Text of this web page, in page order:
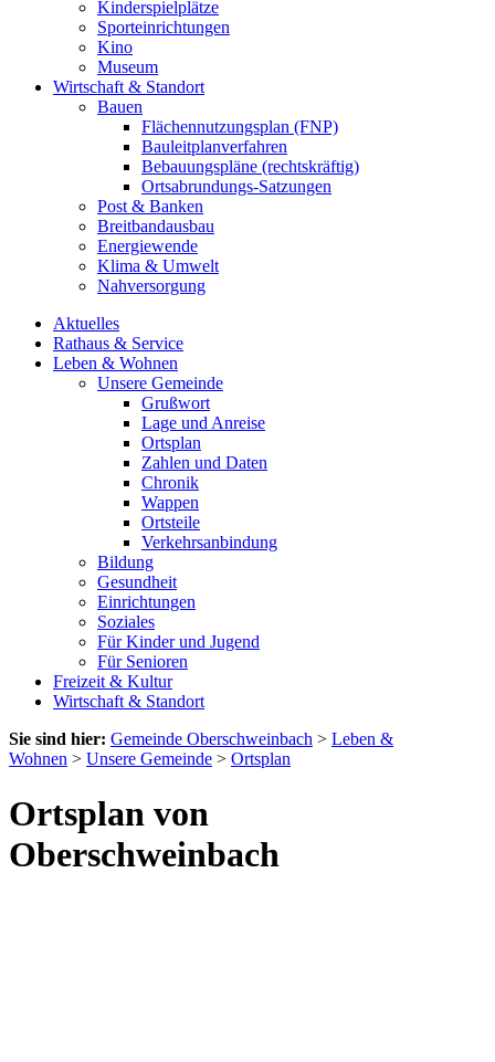
Kinderspielplätze
Sporteinrichtungen
Kino
Museum
Wirtschaft & Standort
Bauen
Flächennutzungsplan (FNP)
Bauleitplanverfahren
Bebauungspläne (rechtskräftig)
Ortsabrundungs-Satzungen
Post & Banken
Breitbandausbau
Energiewende
Klima & Umwelt
Nahversorgung
Aktuelles
Rathaus & Service
Leben & Wohnen
Unsere Gemeinde
Grußwort
Lage und Anreise
Ortsplan
Zahlen und Daten
Chronik
Wappen
Ortsteile
Verkehrsanbindung
Bildung
Gesundheit
Einrichtungen
Soziales
Für Kinder und Jugend
Für Senioren
Freizeit & Kultur
Wirtschaft & Standort
Sie sind hier: Gemeinde Oberschweinbach > Leben &
Wohnen > Unsere Gemeinde > Ortsplan
Ortsplan von
Oberschweinbach